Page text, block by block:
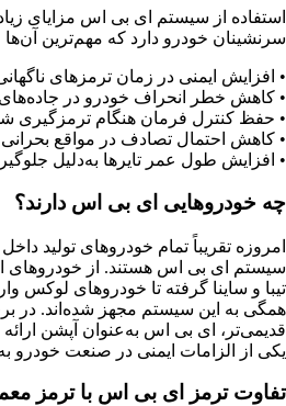
استفاده از سیستم ای بی اس مزایای
سرنشینان خودرو دارد که مهم‌ترین آن‌ها
• افزایش ایمنی در زمان ترمزهای
• کاهش خطر انحراف خودرو در جاده‌های
• حفظ کنترل فرمان هنگام ترمزگیری
• کاهش احتمال تصادف در مواقع بحرانی
• افزایش طول عمر تایرها به‌دلیل
چه خودروهایی ای بی اس دارند؟
امروزه تقریباً تمام خودروهای تولید
سیستم ای بی اس هستند. از خودروهای
تیبا و ساینا گرفته تا خودروهای لوکس
همگی به این سیستم مجهز شده‌اند. در
قدیمی‌تر، ای بی اس به‌عنوان آپشن
یکی از الزامات ایمنی در صنعت خودرو
تفاوت ترمز ای بی اس با ترمز